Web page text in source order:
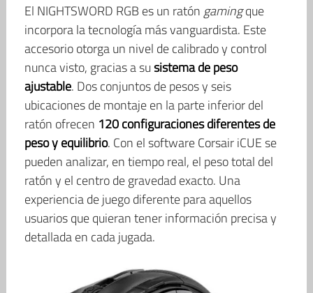
El NIGHTSWORD RGB es un ratón gamingque
incorpora la tecnología más vanguardista. Este
accesorio otorga un nivel de calibrado y control
nunca visto, gracias a susistema de peso
ajustable. Dos conjuntos de pesos y seis
ubicaciones de montaje en la parte inferior del
ratón ofrecen 120 configuraciones diferentes de
peso y equilibrio. Con el software Corsair iCUE se
pueden analizar, en tiempo real, el peso total del
ratón y el centro de gravedad exacto. Una
experiencia de juego diferente para aquellos
usuarios que quieran tener información precisa y
detallada en cada jugada.